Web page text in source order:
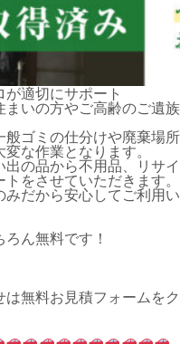
適切にサポート
いの方やご高齢のご遺族
般ゴミの仕分けや廃棄場所
な作業となります。
の品から不用品、リサイ
をさせていただきます。
だから安心してご利用い
ん無料です！
無料お見積フォームをク